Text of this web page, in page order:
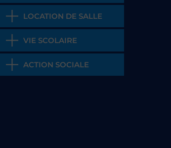
LOCATION DE SALLE
VIE SCOLAIRE
ACTION SOCIALE